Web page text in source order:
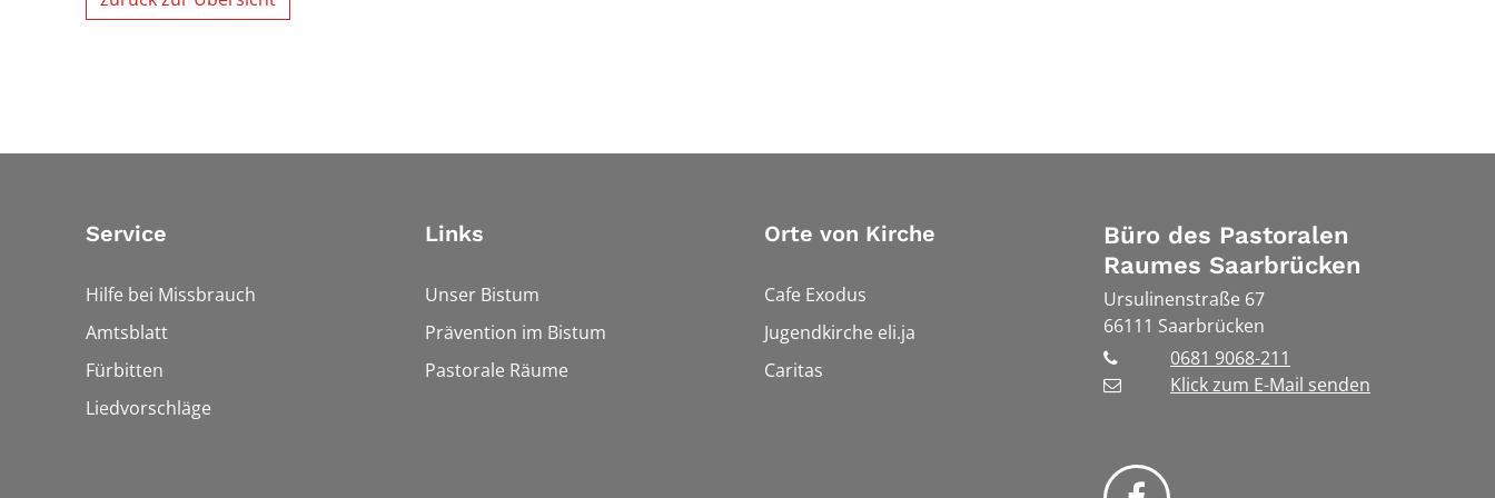
Service
Hilfe bei Missbrauch
Amtsblatt
Fürbitten
Liedvorschläge
Links
Unser Bistum
Prävention im Bistum
Pastorale Räume
Orte von Kirche
Cafe Exodus
Jugendkirche eli.ja
Caritas
Büro des Pastoralen
Raumes Saarbrücken
Ursulinenstraße 67
66111 Saarbrücken
0681 9068-211
Klick zum E-Mail senden